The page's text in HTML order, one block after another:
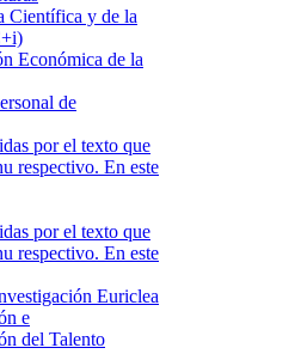
Científica y de la
Económica de la
de
Euriclea
e
del Talento